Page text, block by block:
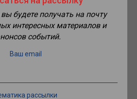
захода судна в порт. Контракт с
года. Начальная цена – 2 млн
до 15 октября.
ПТБ во временное пользование
помещение для размещения на ТС
технические средства ОТБ и
будете получать на почту
интересных материалов и
событий.
Ваш email
рассылки